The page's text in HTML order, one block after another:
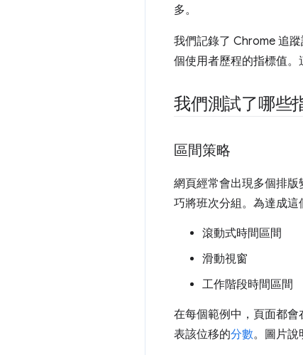
多。
我們記錄了 Chrome 追
個使用者歷程的指標值。
我們測試了哪些
區間策略
網頁經常會出現多個排
巧將班次分組。為達成這
滾動式時間區間
滑動視窗
工作階段時間區間
在每個範例中，頁面都
表該位移的分數。圖片說